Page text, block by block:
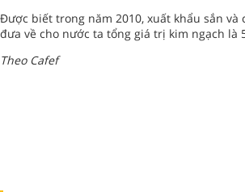
Được biết trong năm 2010, xuất khẩu sắn và
đưa về cho nước ta tổng giá trị kim ngạch là
Theo Cafef